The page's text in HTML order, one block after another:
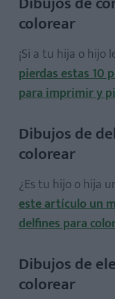
colorear
¡Si a tu hija o hijo
pierdas estas 10
para imprimir y
Dibujos de
colorear
¿Es tu hijo o hija
este artículo un
delfines para
Dibujos de
colorear